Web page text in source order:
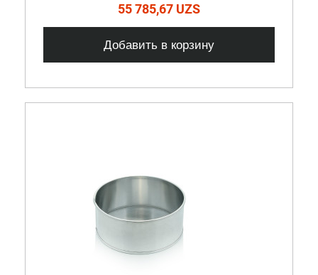
55 785,67 UZS
Добавить в корзину